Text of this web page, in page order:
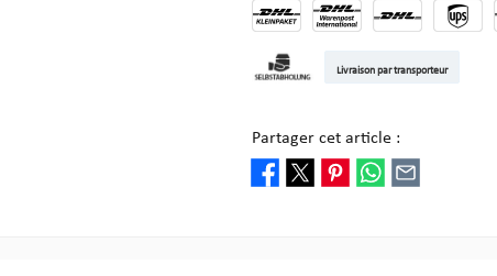
Livraison par transporteur
Partager cet article :